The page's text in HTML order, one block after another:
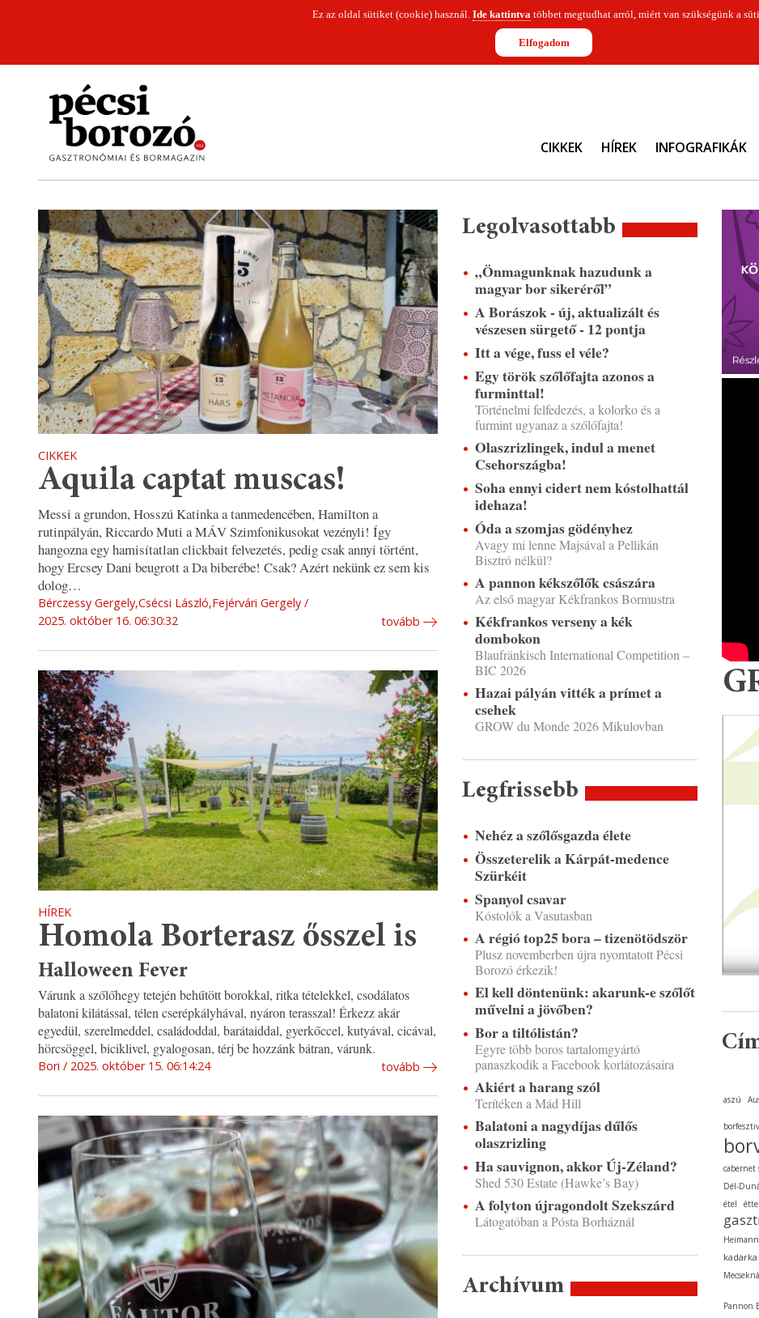
Ez az oldal sütiket (cookie) használ. Ide kattintvatöbbet megtudhat arról, miért van szükségünk a
Elfogadom
CIKKEK HÍREK INFOGRAFIKÁK
CIKKEK
Aquila captat muscas!
Messi a grundon, Hosszú Katinka a tanmedencében, Hamilton a
rutinpályán, Riccardo Muti a MÁV Szimfonikusokat vezényli! Így
hangozna egy hamisítatlan clickbait felvezetés, pedig csak annyi történt,
hogy Ercsey Dani beugrott a Da biberébe! Csak? Azért nekünk ez sem kis
dolog…
Bérczessy Gergely,Csécsi László,Fejérvári Gergely
2025. október 16. 06:30:32
tovább
HÍREK
Homola Borterasz ősszel is
Halloween Fever
Várunk a szőlőhegy tetején behűtött borokkal, ritka tételekkel, csodálatos
balatoni kilátással, télen cserépkályhával, nyáron terasszal! Érkezz akár
egyedül, szerelmeddel, családoddal, barátaiddal, gyerkőccel, kutyával, cicával,
hörcsöggel, biciklivel, gyalogosan, térj be hozzánk bátran, várunk.
Bori 2025. október 15. 06:14:24 tovább
Legolvasottabb
„Önmagunknak hazudunk a
magyar bor sikeréről”
A Borászok - új, aktualizált és
vészesen sürgető - 12 pontja
Itt a vége, fuss el véle?
Egy török szőlőfajta azonos a
furminttal!
Történelmi felfedezés, a kolorko és a
furmint ugyanaz a szőlőfajta!
Olaszrizlingek, indul a menet
Csehországba!
Soha ennyi cidert nem kóstolhattál
idehaza!
Óda a szomjas gödényhez
Avagy mi lenne Majsával a Pellikán
Bisztró nélkül?
A pannon kékszőlők császára
Az első magyar Kékfrankos Bormustra
Kékfrankos verseny a kék
dombokon
Blaufränkisch International Competition –
BIC 2026
Hazai pályán vitték a prímet a
csehek
GROW du Monde 2026 Mikulovban
Legfrissebb
Nehéz a szőlősgazda élete
Összeterelik a Kárpát-medence
Szürkéit
Spanyol csavar
Kóstolók a Vasutasban
A régió top25 bora – tizenötödször
Plusz novemberben újra nyomtatott Pécsi
Borozó érkezik!
El kell döntenünk: akarunk-e szőlőt
művelni a jövőben?
Bor a tiltólistán?
Egyre több boros tartalomgyártó
panaszkodik a Facebook korlátozásaira
Akiért a harang szól
Terítéken a Mád Hill
Balatoni a nagydíjas dűlős
olaszrizling
Ha sauvignon, akkor Új-Zéland?
Shed 530 Estate (Hawke’s Bay)
A folyton újragondolt Szekszárd
Látogatóban a Pósta Borháznál
Archívum
aszú
cabernet
Dél-
étel
kadarka
Pannon